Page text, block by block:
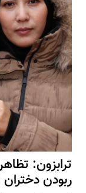
ترابزون:
ربودن